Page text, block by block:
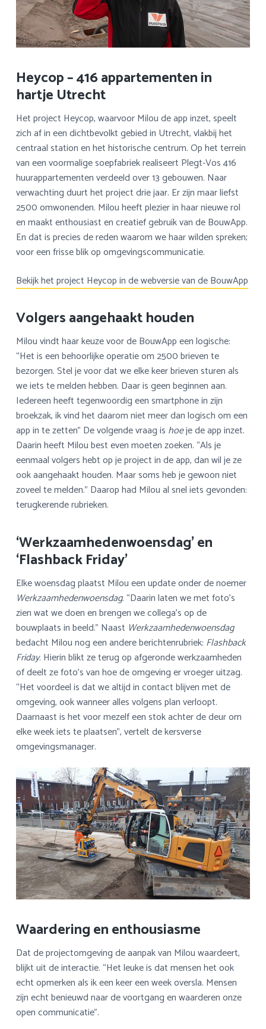
Heycop – 416 appartementen in
hartje Utrecht
Het project Heycop, waarvoor Milou de app inzet, speelt
zich af in een dichtbevolkt gebied in Utrecht, vlakbij het
centraal station en het historische centrum. Op het terrein
van een voormalige soepfabriek realiseert Plegt-Vos 416
huurappartementen verdeeld over 13 gebouwen. Naar
verwachting duurt het project drie jaar. Er zijn maar liefst
2500 omwonenden. Milou heeft plezier in haar nieuwe rol
en maakt enthousiast en creatief gebruik van de BouwApp.
En dat is precies de reden waarom we haar wilden spreken;
voor een frisse blik op omgevingscommunicatie.
Bekijk het project Heycop in de webversie van de BouwApp
Volgers aangehaakt houden
Milou vindt haar keuze voor de BouwApp een logische:
“Het is een behoorlijke operatie om 2500 brieven te
bezorgen. Stel je voor dat we elke keer brieven sturen als
we iets te melden hebben. Daar is geen beginnen aan.
Iedereen heeft tegenwoordig een smartphone in zijn
broekzak, ik vind het daarom niet meer dan logisch om een
app in te zetten” De volgende vraag is hoeje de app inzet.
Daarin heeft Milou best even moeten zoeken. “Als je
eenmaal volgers hebt op je project in de app, dan wil je ze
ook aangehaakt houden. Maar soms heb je gewoon niet
zoveel te melden.” Daarop had Milou al snel iets gevonden:
terugkerende rubrieken.
‘Werkzaamhedenwoensdag’ en
‘Flashback Friday’
Elke woensdag plaatst Milou een update onder de noemer
Werkzaamhedenwoensdag. “Daarin laten we met foto’s
zien wat we doen en brengen we collega’s op de
bouwplaats in beeld.” Naast Werkzaamhedenwoensdag
bedacht Milou nog een andere berichtenrubriek: Flashback
Friday. Hierin blikt ze terug op afgeronde werkzaamheden
of deelt ze foto’s van hoe de omgeving er vroeger uitzag.
“Het voordeel is dat we altijd in contact blijven met de
omgeving, ook wanneer alles volgens plan verloopt.
Daarnaast is het voor mezelf een stok achter de deur om
elke week iets te plaatsen”, vertelt de kersverse
omgevingsmanager.
Waardering en enthousiasme
Dat de projectomgeving de aanpak van Milou waardeert,
blijkt uit de interactie. “Het leuke is dat mensen het ook
echt opmerken als ik een keer een week oversla. Mensen
zijn echt benieuwd naar de voortgang en waarderen onze
open communicatie”.